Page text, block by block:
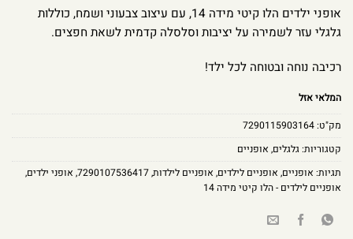
אופני ילדים הלו קיטי מידה 14, עם עיצוב צבעוני ושמח, כוללות
גלגלי עזר לשמירה על יציבות וסלסלה קדמית לשאת חפצים.
רכיבה נוחה ובטוחה לכל ילד!
המלאי אזל
מק"ט:7290115903164
קטגוריות:גלגלים, אופניים
תגיות: אופניים, אופניים לילדים, אופניים לילדות,
7290107536417
, אופני ילדים,
אופניים לילדים - הלו קיטי מידה 14